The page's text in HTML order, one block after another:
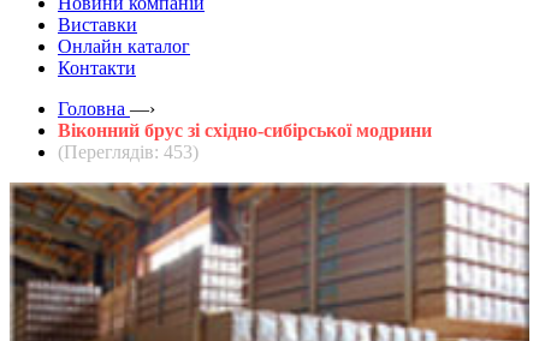
Виставки
Онлайн каталог
Контакти
Головна —›
Віконний брус зі східно-сибірської модрини
(Переглядів: 453)